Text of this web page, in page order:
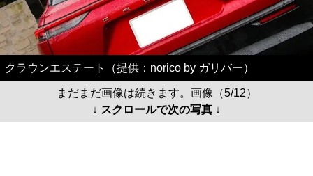
クラウンエステート（提供：norico by ガリバー）
まだまだ画像は続きます。画像（5/12）
↓ スクロールで次の写真 ↓